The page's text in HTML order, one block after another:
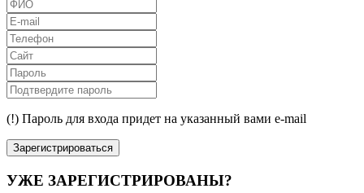
(!) Пароль для входа придет на указанный вами e-mail
Зарегистрироваться
УЖЕ ЗАРЕГИСТРИРОВАНЫ?